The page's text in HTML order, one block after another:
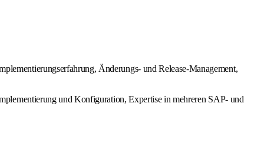
Änderungs- und Release-Management,
und Konfiguration, Expertise in mehreren SAP- und